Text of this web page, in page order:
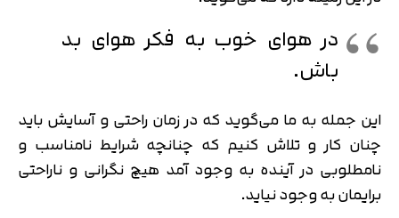
در هوای خوب به فکر هوای بد
باش.
این جمله به ما می‌گوید که در زمان راحتی و آسایش باید
چنان کار و تلاش کنیم که چنانچه شرایط نامناسب و
نامطلوبی در آینده به وجود آمد هیچ نگرانی و ناراحتی
برایمان به وجود نیاید.